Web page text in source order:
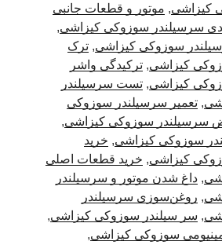
کیزاشی, موتور و قطعات جانبی
سرسیلندر سوزوکی کیزاشی,
سوزوکی کیزاشی, ترک
کیزاشی, ترکیدگی واشر
کیزاشی, تست سرسیلندر
, تعمیر سرسیلندر سوزوکی
سرسیلندر سوزوکی کیزاشی,
سوزوکی کیزاشی, خرید
کیزاشی, خرید قطعات اصلی
, داغ شدن موتور و سرسیلندر
, روغن‌سوزی سرسیلندر
, سر سیلندر سوزوکی کیزاشی,
سوزوکی کیزاشی,